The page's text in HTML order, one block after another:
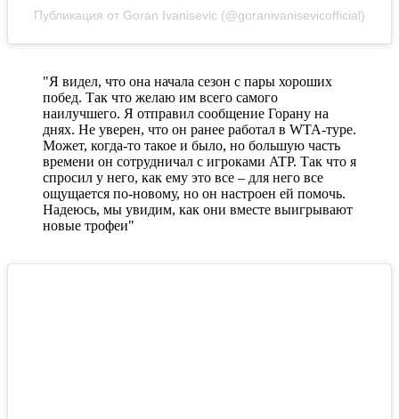
Публикация от Goran Ivanisevic (@goranivanisevicofficial)
"Я видел, что она начала сезон с пары хороших
побед. Так что желаю им всего самого
наилучшего. Я отправил сообщение Горану на
днях. Не уверен, что он ранее работал в WTA-туре.
Может, когда-то такое и было, но большую часть
времени он сотрудничал с игроками ATP. Так что я
спросил у него, как ему это все – для него все
ощущается по-новому, но он настроен ей помочь.
Надеюсь, мы увидим, как они вместе выигрывают
новые трофеи"